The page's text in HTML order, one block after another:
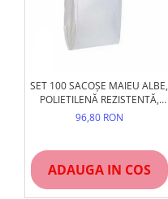
SET 100 SACOȘE MAIEU ALBE,
POLIETILENĂ REZISTENTĂ,
DIVERSE MĂRIMI
96,80 RON
ADAUGA IN COS